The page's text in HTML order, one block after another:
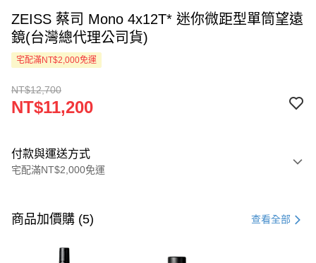
ZEISS 蔡司 Mono 4x12T* 迷你微距型單筒望遠
鏡(台灣總代理公司貨)
宅配滿NT$2,000免運
NT$12,700
NT$11,200
付款與運送方式
宅配滿NT$2,000免運
信用卡一次付款
商品加價購 (5) 查看全部